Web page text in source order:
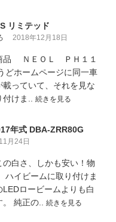
リミテッド
2018年12月18日
品 ＮＥＯＬ ＰＨ１１
ホームページに同一車
っていて、それを見な
けま.. 続きを見る
年式 DBA-ZRR80G
月24日
の白さ、しかも安い！物
ハイビームに取り付けま
LEDロービームよりも白
。 純正の.. 続きを見る